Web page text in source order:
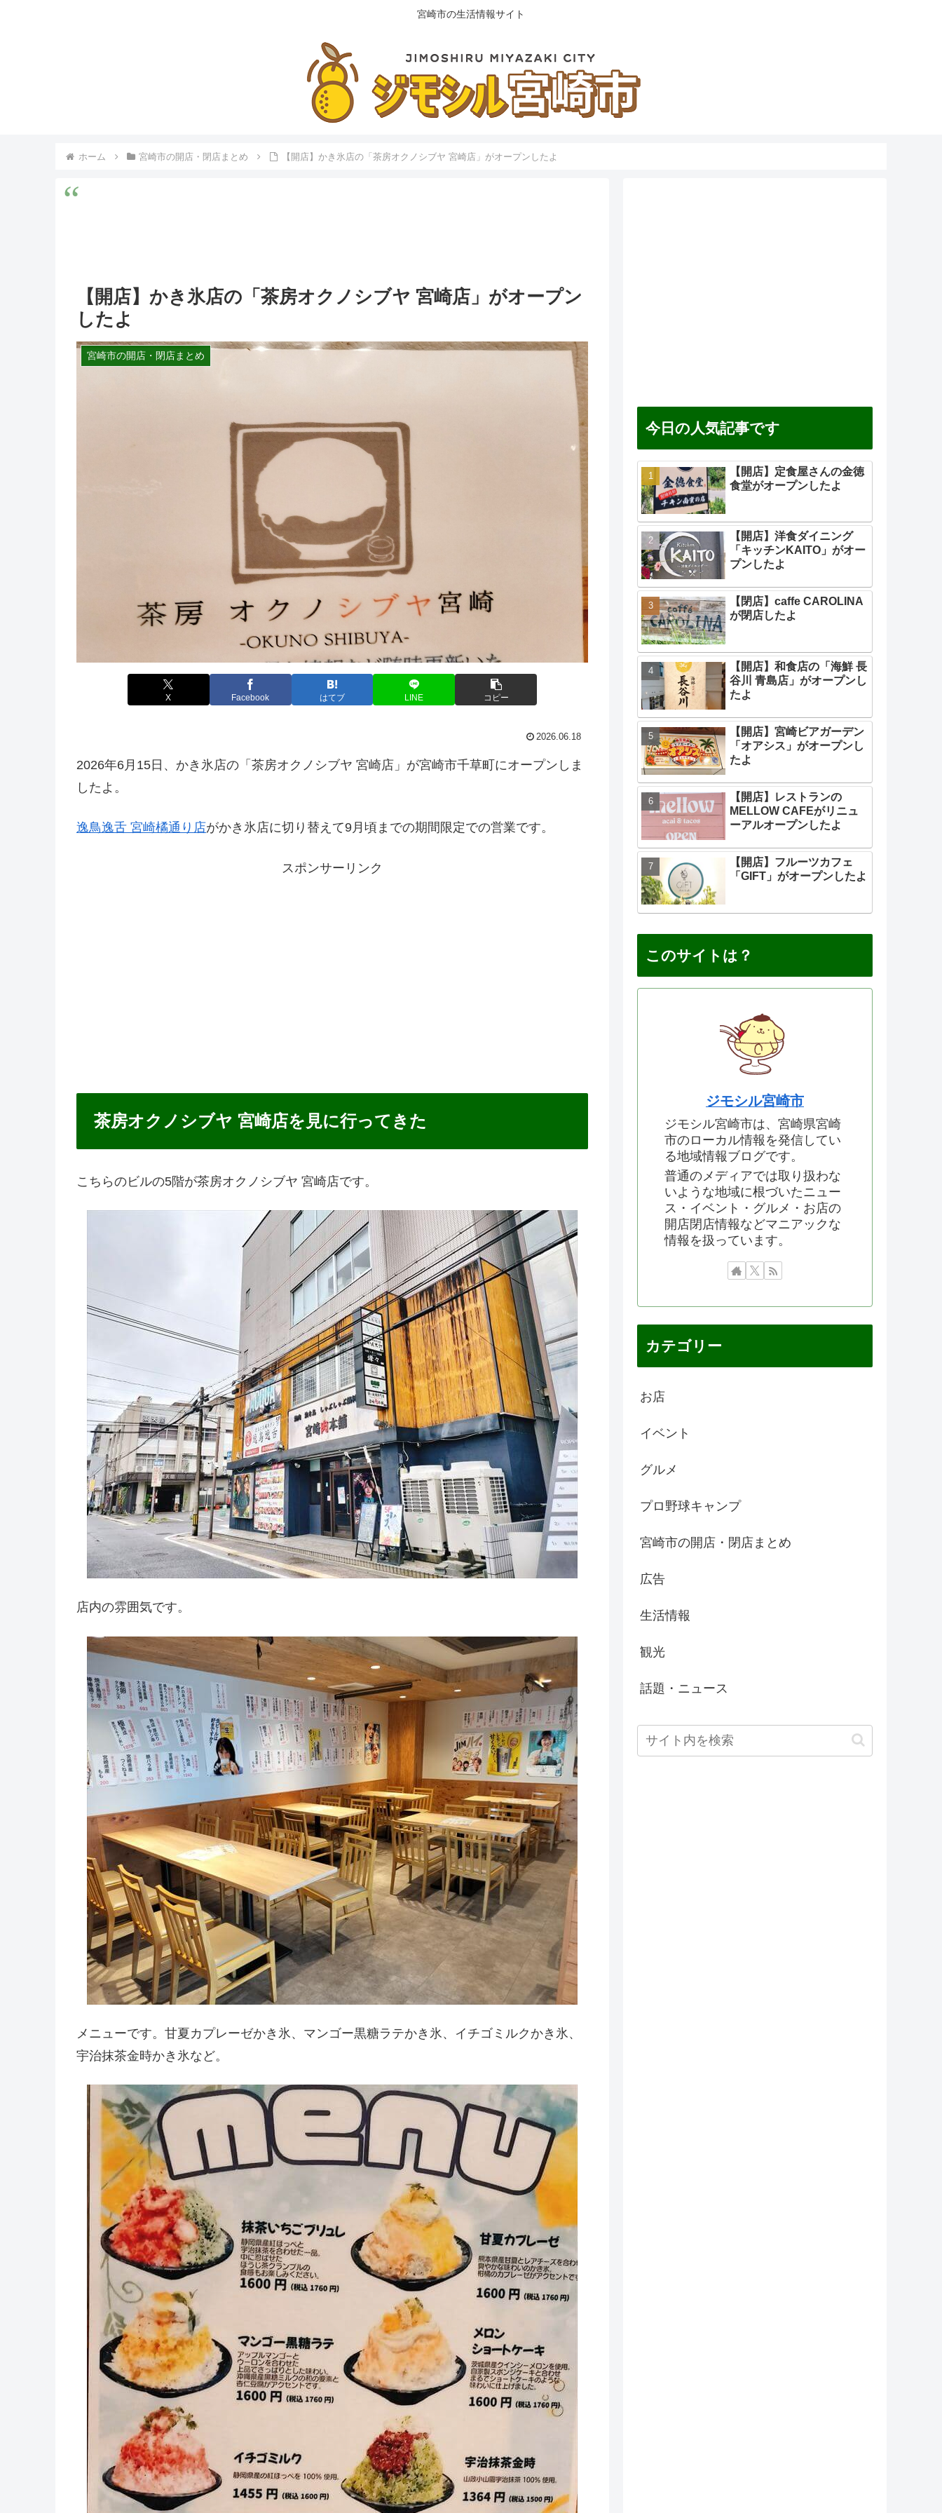
宮崎市の生活情報サイト
ホーム 宮崎市の開店・閉店まとめ 【開店】かき氷店の「茶房オクノシブヤ 宮崎店」がオープンしたよ
【開店】かき氷店の「茶房オクノシブヤ 宮崎店」がオープン
したよ
宮崎市の開店・閉店まとめ
X Facebook はてブ LINE コピー
2026.06.18
2026年6月15日、かき氷店の「茶房オクノシブヤ 宮崎店」が宮崎市千草町にオープンしま
したよ。
逸鳥逸舌 宮崎橘通り店がかき氷店に切り替えて9月頃までの期間限定での営業です。
スポンサーリンク
茶房オクノシブヤ 宮崎店を見に行ってきた
こちらのビルの5階が茶房オクノシブヤ 宮崎店です。
店内の雰囲気です。
メニューです。甘夏カプレーゼかき氷、マンゴー黒糖ラテかき氷、イチゴミルクかき氷、
宇治抹茶金時かき氷など。
今日の人気記事です
【開店】定食屋さんの金徳
食堂がオープンしたよ
【開店】洋食ダイニング
「キッチンKAITO」がオー
プンしたよ
【閉店】caffe CAROLINA
が閉店したよ
【開店】和食店の「海鮮 長
谷川 青島店」がオープンし
たよ
【開店】宮崎ビアガーデン
「オアシス」がオープンし
たよ
【開店】レストランの
MELLOW CAFEがリニュ
ーアルオープンしたよ
【開店】フルーツカフェ
「GIFT」がオープンしたよ
このサイトは？
ジモシル宮崎市
ジモシル宮崎市は、宮崎県宮崎
市のローカル情報を発信してい
る地域情報ブログです。
普通のメディアでは取り扱わな
いような地域に根づいたニュー
ス・イベント・グルメ・お店の
開店閉店情報などマニアックな
情報を扱っています。
カテゴリー
お店
イベント
グルメ
プロ野球キャンプ
宮崎市の開店・閉店まとめ
広告
生活情報
観光
話題・ニュース